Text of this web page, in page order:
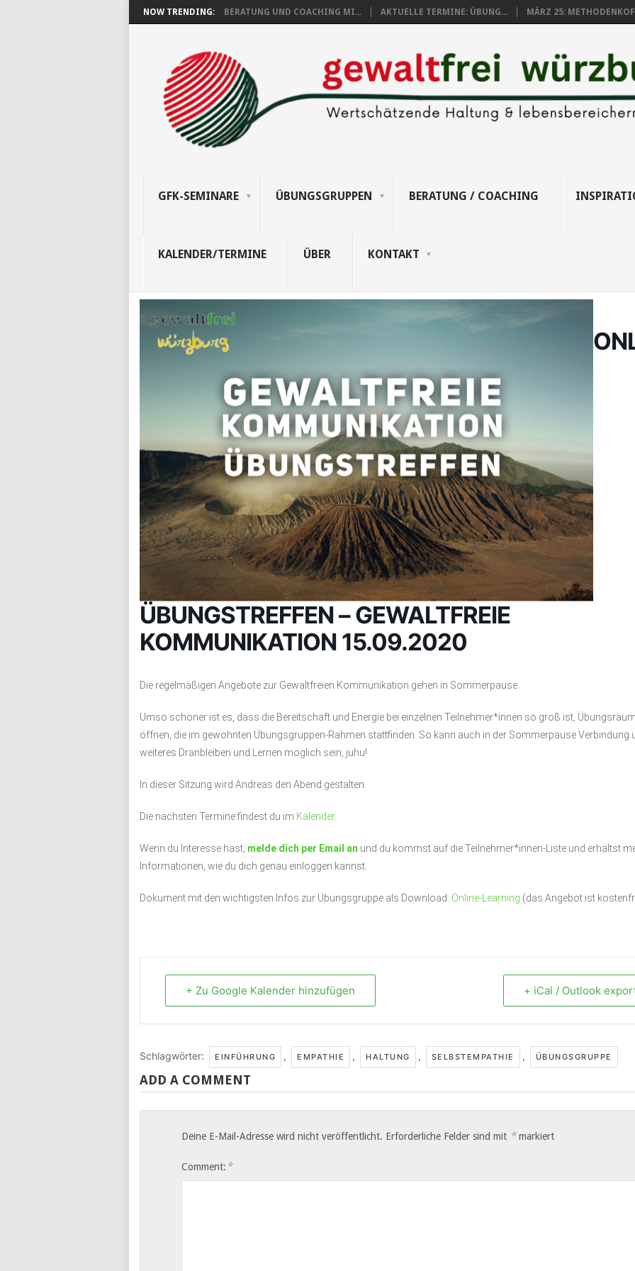
NOW TRENDING: BERATUNG UND COACHING MI... AKTUELLE TERMINE: ÜBUNG... MÄRZ 25:
GFK-SEMINARE ÜBUNGSGRUPPEN BERATUNG / COACHING
KALENDER/TERMINE ÜBER KONTAKT
ÜBUNGSTREFFEN – GEWALTFREIE
KOMMUNIKATION 15.09.2020
Die regelmäßigen Angebote zur Gewaltfreien Kommunikation gehen in Sommerpause.
Umso schöner ist es, dass die Bereitschaft und Energie bei einzelnen Teilnehmer*innen so groß ist,
öffnen, die im gewohnten Übungsgruppen-Rahmen stattfinden. So kann auch in der Sommerpause Verbindung
weiteres Dranbleiben und Lernen möglich sein, juhu!
In dieser Sitzung wird Andreas den Abend gestalten.
Die nächsten Termine findest du im Kalender.
Wenn du Interesse hast, melde dich per Email an und du kommst auf die Teilnehmer*innen-Liste und erhältst
Informationen, wie du dich genau einloggen kannst.
Dokument mit den wichtigsten Infos zur Übungsgruppe als Download: Online-Learning (das Angebot ist
+ Zu Google Kalender hinzufügen + iCal / Outlook
Schlagwörter: EINFÜHRUNG , EMPATHIE , HALTUNG , SELBSTEMPATHIE , ÜBUNGSGRUPPE
ADD A COMMENT
Deine E-Mail-Adresse wird nicht veröffentlicht. Erforderliche Felder sind mit *markiert
Comment: *